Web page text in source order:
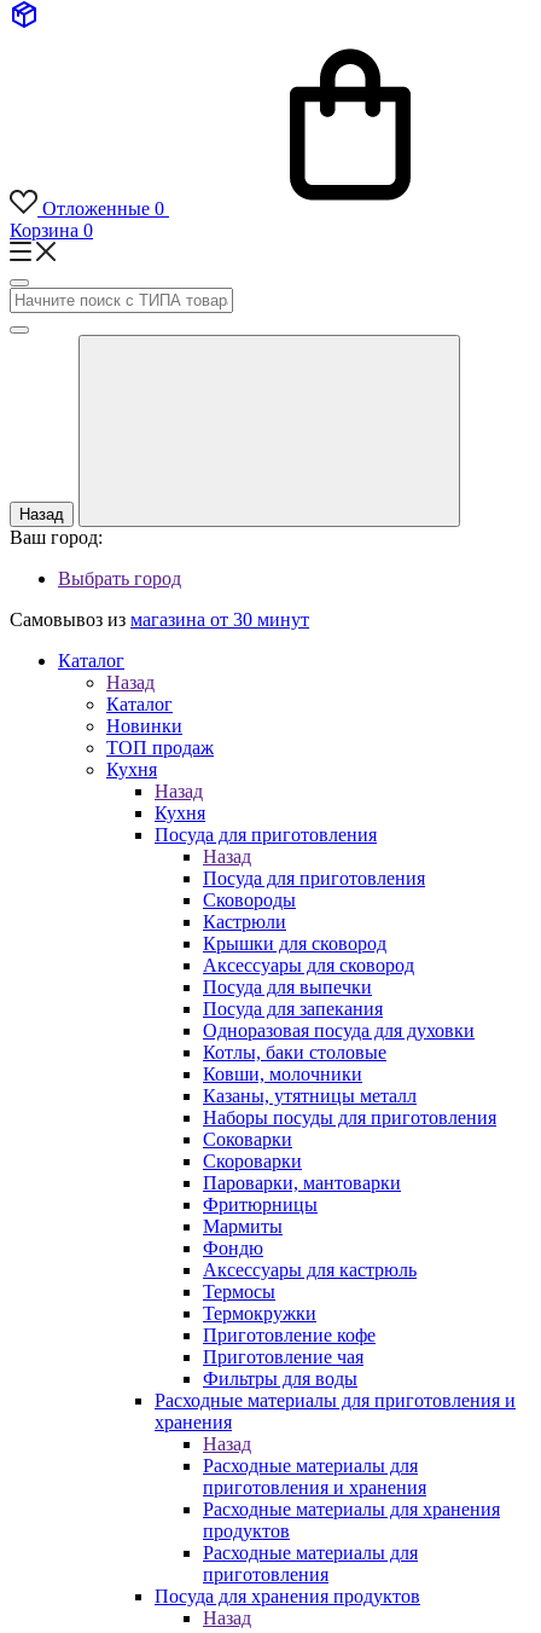
Отложенные 0
Корзина 0
Назад
Ваш город:
Выбрать город
Самовывоз из магазина от 30 минут
Каталог
Назад
Каталог
Новинки
ТОП продаж
Кухня
Назад
Кухня
Посуда для приготовления
Назад
Посуда для приготовления
Сковороды
Кастрюли
Крышки для сковород
Аксессуары для сковород
Посуда для выпечки
Посуда для запекания
Одноразовая посуда для духовки
Котлы, баки столовые
Ковши, молочники
Казаны, утятницы металл
Наборы посуды для приготовления
Соковарки
Скороварки
Пароварки, мантоварки
Фритюрницы
Мармиты
Фондю
Аксессуары для кастрюль
Термосы
Термокружки
Приготовление кофе
Приготовление чая
Фильтры для воды
Расходные материалы для приготовления и
хранения
Назад
Расходные материалы для
приготовления и хранения
Расходные материалы для хранения
продуктов
Расходные материалы для
приготовления
Посуда для хранения продуктов
Назад